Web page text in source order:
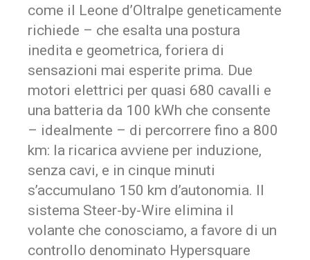
come il Leone d’Oltralpe geneticamente
richiede – che esalta una postura
inedita e geometrica, foriera di
sensazioni mai esperite prima. Due
motori elettrici per quasi 680 cavalli e
una batteria da 100 kWh che consente
– idealmente – di percorrere fino a 800
km: la ricarica avviene per induzione,
senza cavi, e in cinque minuti
s’accumulano 150 km d’autonomia. Il
sistema Steer-by-Wire elimina il
volante che conosciamo, a favore di un
controllo denominato Hypersquare